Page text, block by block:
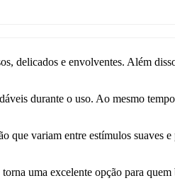
delicados e envolventes. Além
durante o uso. Ao mesmo
variam entre estímulos suaves
uma excelente opção para